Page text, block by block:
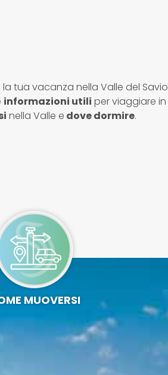
tua vacanza nella Valle del
informazioni utili per viaggiare
nella Valle e dove dormire.
MUOVERSI